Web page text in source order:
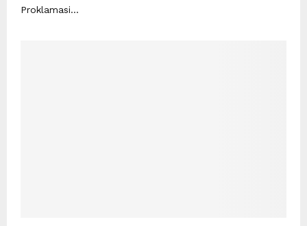
Proklamasi...